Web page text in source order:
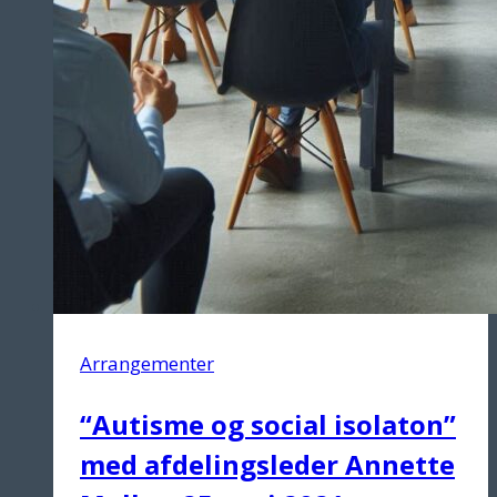
Arrangementer
“Autisme og social isolaton”
med afdelingsleder Annette